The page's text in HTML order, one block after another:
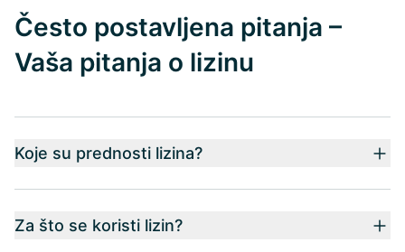
Često postavljena pitanja –
Vaša pitanja o lizinu
Koje su prednosti lizina?
Za što se koristi lizin?